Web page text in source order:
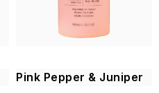
Pink Pepper & Juniper